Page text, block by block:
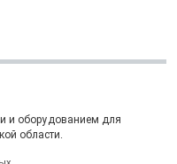
и оборудованием для
области.